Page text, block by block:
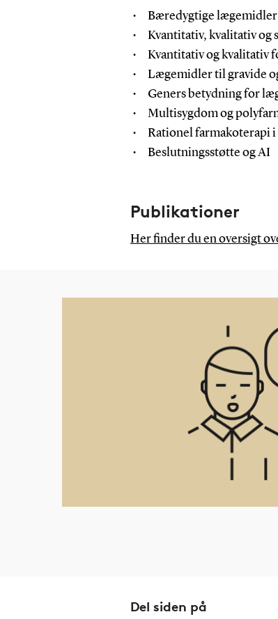
Bæredygtige lægemidler
Kvantitativ, kvalitativ
Kvantitativ og kvalitativ
Lægemidler til gravide
Geners betydning for
Multisygdom og
Rationel farmakoterapi
Beslutningsstøtte og AI
Publikationer
Her finder du en oversigt
Del siden på